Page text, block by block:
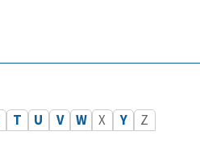
T U V W X Y Z